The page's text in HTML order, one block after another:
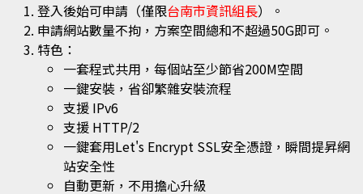
登入後始可申請（僅限台南市資訊組長）。
申請網站數量不拘，方案空間總和不超過50G即可。
特色：
一套程式共用，每個站至少節省200M空間
一鍵安裝，省卻繁雜安裝流程
支援 IPv6
支援 HTTP/2
一鍵套用Let's Encrypt SSL安全憑證，瞬間提昇網
站安全性
自動更新，不用擔心升級